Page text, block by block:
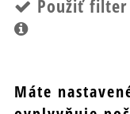
Použiť filter
Máte